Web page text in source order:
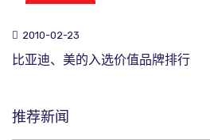
2010-02-23
比亚迪、美的入选价值品牌排行
推荐新闻